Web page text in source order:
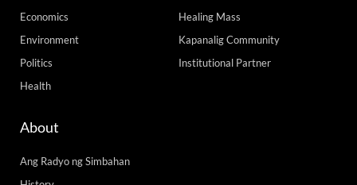
Economics
Environment
Politics
Health
Healing Mass
Kapanalig Community
Institutional Partner
About
Ang Radyo ng Simbahan